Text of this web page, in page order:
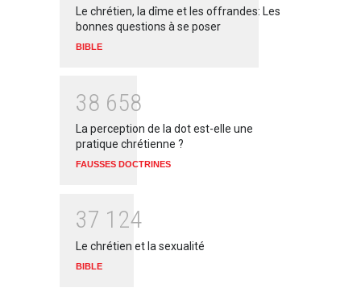
Le chrétien, la dîme et les offrandes: Les
bonnes questions à se poser
BIBLE
38 658
La perception de la dot est-elle une
pratique chrétienne ?
FAUSSES DOCTRINES
37 1 24
Le chrétien et la sexualité
BIBLE